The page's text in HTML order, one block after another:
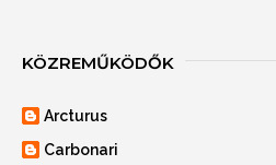
KÖZREMŰKÖDŐK
Arcturus
Carbonari